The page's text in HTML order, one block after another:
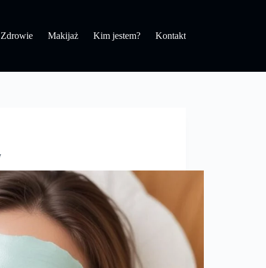
Zdrowie Makijaż Kim jestem? Kontakt